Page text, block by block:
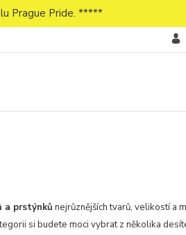
Prague Pride. *****
a prstýnků nejrůznějších tvarů, velikostí a
si budete moci vybrat z několika